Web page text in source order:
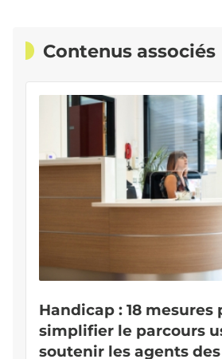
Contenus associés
Handicap : 18 mesures
simplifier le parcours
soutenir les agents des